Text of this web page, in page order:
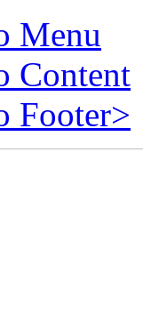
Menu
Content
Footer>